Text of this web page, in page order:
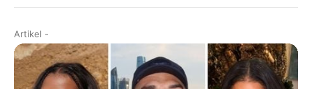
Artikel -